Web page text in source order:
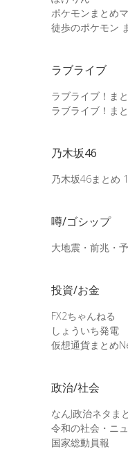
ポケモンまとめ
徒歩のポケモン
ラブライブ
ラブライブ！ま
ラブライブ！ま
乃木坂46
乃木坂46まとめ
噂/ゴシップ
大地震・前兆・
投資/お金
FX2ちゃんねる
しょういち発電
仮想通貨まとめ
政治/社会
なんJ政治ネタま
令和の社会・ニ
国家総動員報